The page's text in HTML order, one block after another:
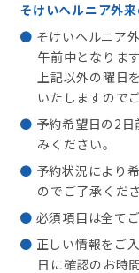
そけいヘルニア外
そけいヘルニア
午前中となります
上記以外の曜日
いたしますので
予約希望日の2
みください。
予約状況により
のでご了承くださ
必須項目は全て
正しい情報をご
日に確認のお時